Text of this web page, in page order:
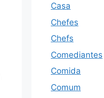
Casa
Chefes
Chefs
Comediantes
Comida
Comum